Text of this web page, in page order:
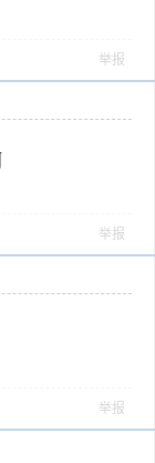
举报
举报
举报